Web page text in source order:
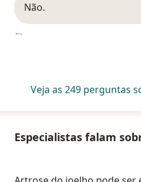
Não.
Veja as 249 perguntas
Especialistas falam